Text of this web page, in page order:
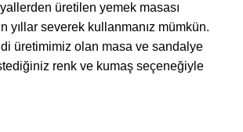
üretilen yemek masası
yıllar severek kullanmanız mümkün.
üretimimiz olan masa ve sandalye
renk ve kumaş seçeneğiyle